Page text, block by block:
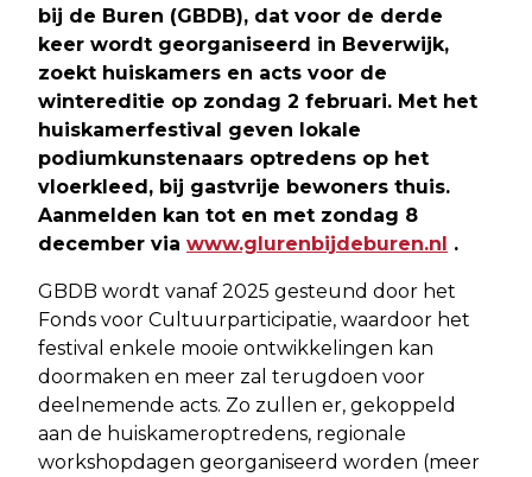
bij de Buren (GBDB), dat voor de derde
keer wordt georganiseerd in Beverwijk,
zoekt huiskamers en acts voor de
wintereditie op zondag 2 februari. Met het
huiskamerfestival geven lokale
podiumkunstenaars optredens op het
vloerkleed, bij gastvrije bewoners thuis.
Aanmelden kan tot en met zondag 8
december via www.glurenbijdeburen.nl .
GBDB wordt vanaf 2025 gesteund door het
Fonds voor Cultuurparticipatie, waardoor het
festival enkele mooie ontwikkelingen kan
doormaken en meer zal terugdoen voor
deelnemende acts. Zo zullen er, gekoppeld
aan de huiskameroptredens, regionale
workshopdagen georganiseerd worden (meer